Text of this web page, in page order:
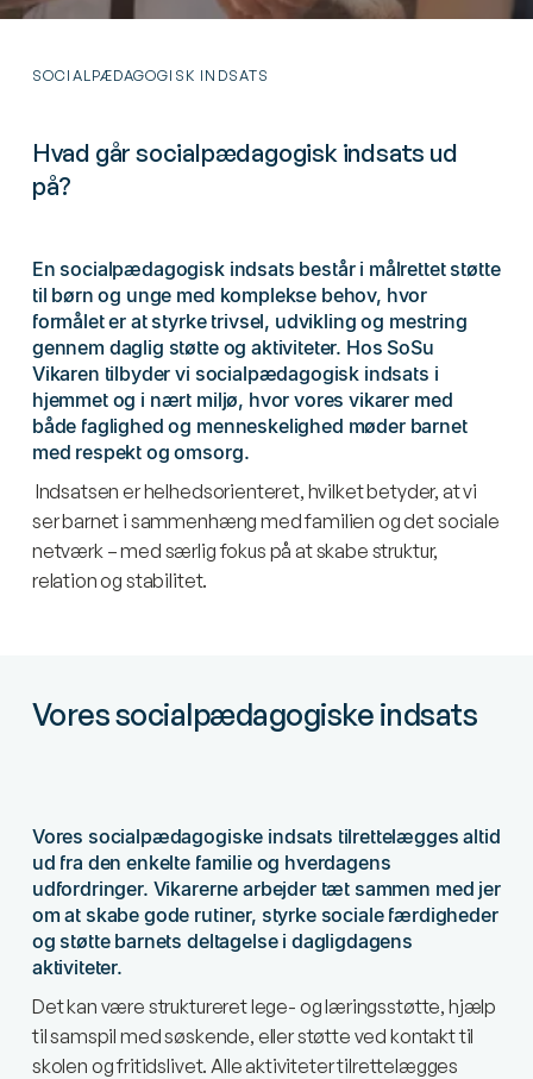
SOCIALPÆDAGOGISK INDSATS
Hvad går socialpædagogisk indsats ud
på?
En socialpædagogisk indsats består i målrettet støtte
til børn og unge med komplekse behov, hvor
formålet er at styrke trivsel, udvikling og mestring
gennem daglig støtte og aktiviteter. Hos SoSu
Vikaren tilbyder vi socialpædagogisk indsats i
hjemmet og i nært miljø, hvor vores vikarer med
både faglighed og menneskelighed møder barnet
med respekt og omsorg.
Indsatsen er helhedsorienteret, hvilket betyder, at vi
ser barnet i sammenhæng med familien og det sociale
netværk – med særlig fokus på at skabe struktur,
relation og stabilitet.
Vores socialpædagogiske indsats
Vores socialpædagogiske indsats tilrettelægges altid
ud fra den enkelte familie og hverdagens
udfordringer. Vikarerne arbejder tæt sammen med jer
om at skabe gode rutiner, styrke sociale færdigheder
og støtte barnets deltagelse i dagligdagens
aktiviteter.
Det kan være struktureret lege- og læringsstøtte, hjælp
til samspil med søskende, eller støtte ved kontakt til
skolen og fritidslivet. Alle aktiviteter tilrettelægges